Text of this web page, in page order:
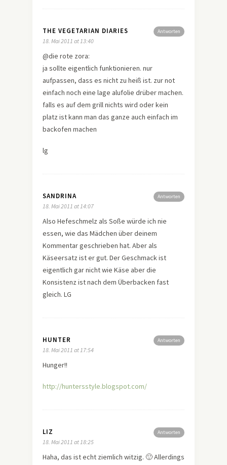
Antworten
THE VEGETARIAN DIARIES
18. Mai 2011 at 13:40
@die rote zora:
ja sollte eigentlich funktionieren. nur
aufpassen, dass es nicht zu heiß ist. zur not
einfach noch eine lage alufolie drüber machen.
falls es auf dem grill nichts wird oder kein
platz ist kann man das ganze auch einfach im
backofen machen
lg
Antworten
SANDRINA
18. Mai 2011 at 14:07
Also Hefeschmelz als Soße würde ich nie
essen, wie das Mädchen über deinem
Kommentar geschrieben hat. Aber als
Käseersatz ist er gut. Der Geschmack ist
eigentlich gar nicht wie Käse aber die
Konsistenz ist nach dem Überbacken fast
gleich. LG
Antworten
HUNTER
18. Mai 2011 at 17:54
Hunger!!
http://huntersstyle.blogspot.com/
Antworten
LIZ
18. Mai 2011 at 18:25
Haha, das ist echt ziemlich witzig. 🙂 Allerdings